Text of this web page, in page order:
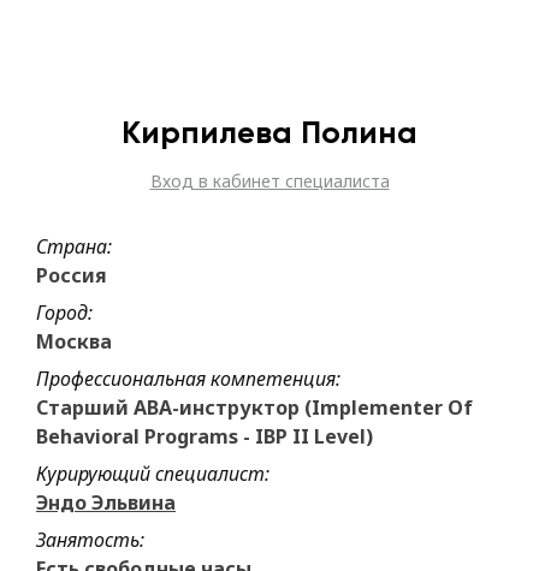
Кирпилева Полина
Вход в кабинет специалиста
Страна:
Россия
Город:
Москва
Профессиональная компетенция:
Старший АВА-инструктор (Implementer Of
Behavioral Programs - IBP II Level)
Курирующий специалист:
Эндо Эльвина
Занятость: